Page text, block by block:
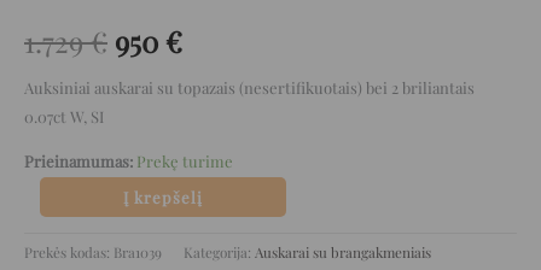
1.729€ 950€
Auksiniai auskarai su topazais (nesertifikuotais) bei 2 briliantais
0.07ct W, SI
Prieinamumas: Prekę turime
Į krepšelį
Prekės kodas: Bra1039 Kategorija: Auskarai su brangakmeniais